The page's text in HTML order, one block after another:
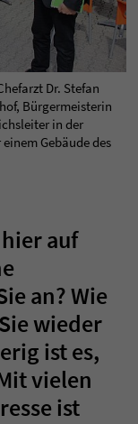
Dr. Stefan
Bürgermeisterin
in der
Gebäude des
auf
an? Wie
wieder
ist es,
vielen
ist